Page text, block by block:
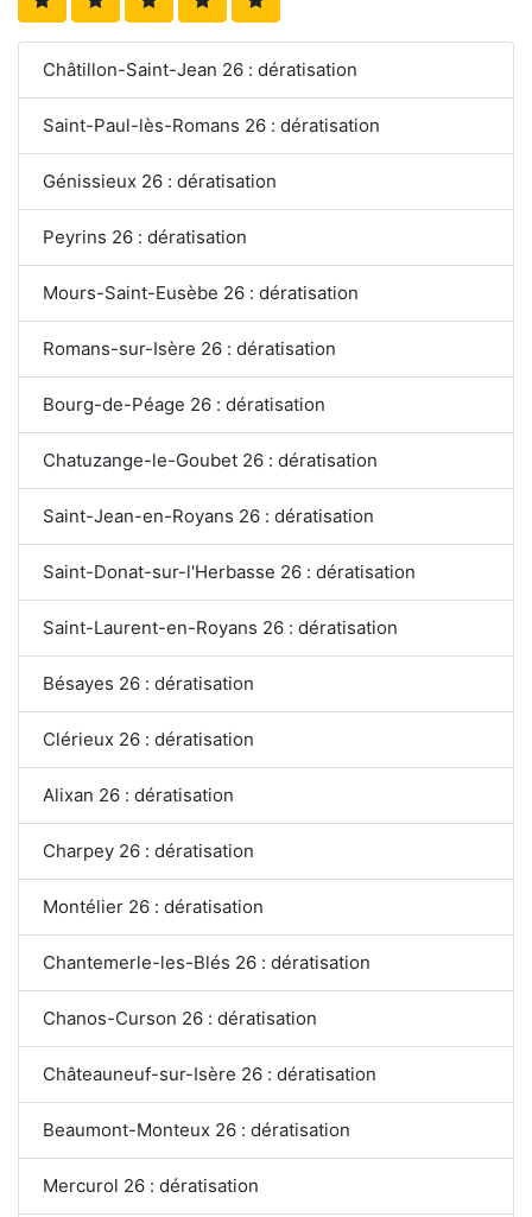
Châtillon-Saint-Jean 26 : dératisation
Saint-Paul-lès-Romans 26 : dératisation
Génissieux 26 : dératisation
Peyrins 26 : dératisation
Mours-Saint-Eusèbe 26 : dératisation
Romans-sur-Isère 26 : dératisation
Bourg-de-Péage 26 : dératisation
Chatuzange-le-Goubet 26 : dératisation
Saint-Jean-en-Royans 26 : dératisation
Saint-Donat-sur-l'Herbasse 26 : dératisation
Saint-Laurent-en-Royans 26 : dératisation
Bésayes 26 : dératisation
Clérieux 26 : dératisation
Alixan 26 : dératisation
Charpey 26 : dératisation
Montélier 26 : dératisation
Chantemerle-les-Blés 26 : dératisation
Chanos-Curson 26 : dératisation
Châteauneuf-sur-Isère 26 : dératisation
Beaumont-Monteux 26 : dératisation
Mercurol 26 : dératisation